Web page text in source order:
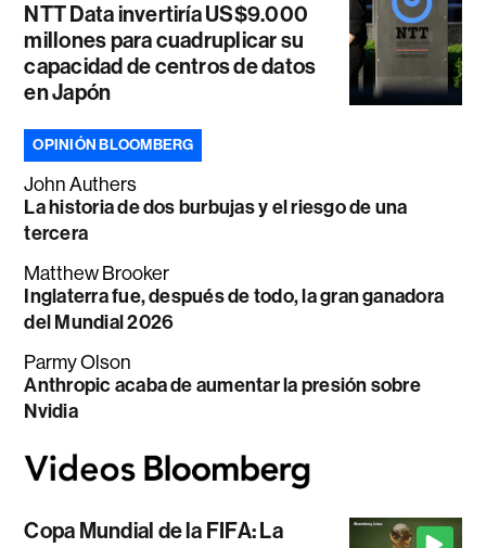
NTT Data invertiría US$9.000
millones para cuadruplicar su
capacidad de centros de datos
en Japón
OPINIÓN BLOOMBERG
John Authers
La historia de dos burbujas y el riesgo de una
tercera
Matthew Brooker
Inglaterra fue, después de todo, la gran ganadora
del Mundial 2026
Parmy Olson
Anthropic acaba de aumentar la presión sobre
Nvidia
Copa Mundial de la FIFA: La